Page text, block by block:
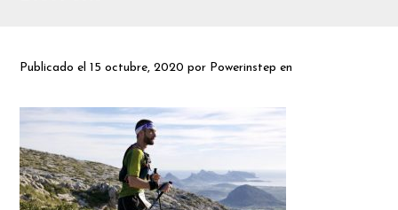
Publicado el15 octubre, 2020 por Powerinstep en